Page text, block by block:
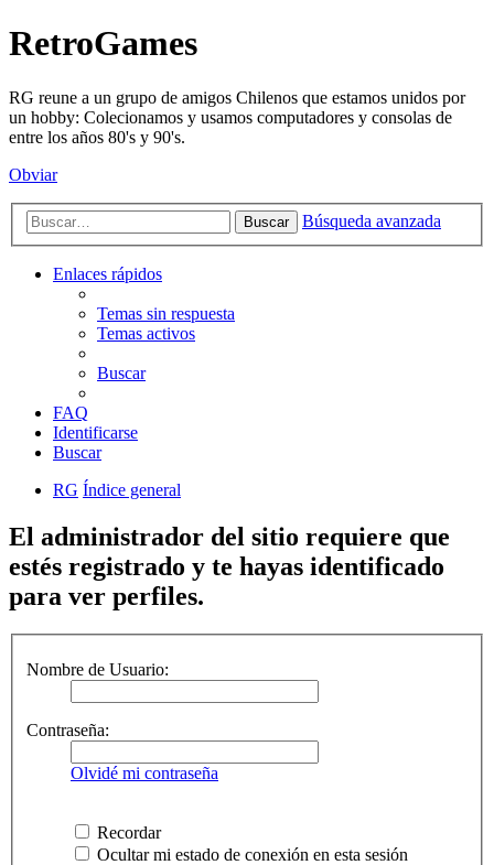
RetroGames
RG reune a un grupo de amigos Chilenos que estamos unidos por
un hobby: Colecionamos y usamos computadores y consolas de
entre los años 80's y 90's.
Obviar
Buscar Búsqueda avanzada
Enlaces rápidos
Temas sin respuesta
Temas activos
Buscar
FAQ
Identificarse
Buscar
RG Índice general
El administrador del sitio requiere que
estés registrado y te hayas identificado
para ver perfiles.
Nombre de Usuario:
Contraseña:
Olvidé mi contraseña
Recordar
Ocultar mi estado de conexión en esta sesión